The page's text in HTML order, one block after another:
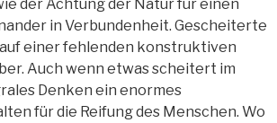
der Achtung der Natur für einen
in Verbundenheit. Gescheiterte
einer fehlenden konstruktiven
Auch wenn etwas scheitert im
Denken ein enormes
für die Reifung des Menschen. Wo